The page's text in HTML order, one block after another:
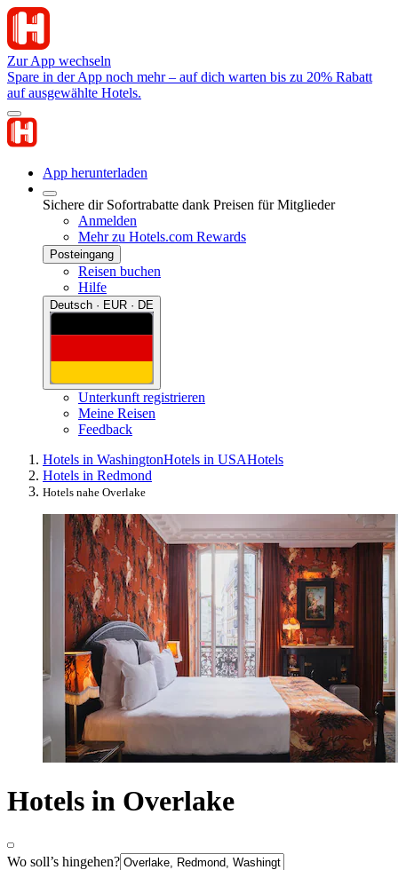
Zur App wechseln
Spare in der App noch mehr – auf dich warten bis zu 20% Rabatt
auf ausgewählte Hotels.
App herunterladen
Sichere dir Sofortrabatte dank Preisen für Mitglieder
Anmelden
Mehr zu Hotels.com Rewards
Posteingang
Reisen buchen
Hilfe
Deutsch · EUR · DE
Unterkunft registrieren
Meine Reisen
Feedback
Hotels in WashingtonHotels in USAHotels
Hotels in Redmond
Hotels nahe Overlake
Hotels in Overlake
Wo soll’s hingehen?